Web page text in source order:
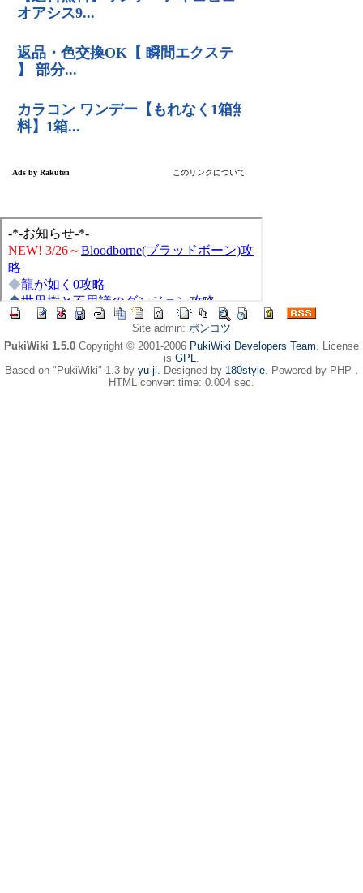
Site admin: ポンコツ
PukiWiki 1.5.0 Copyright © 2001-2006 PukiWiki Developers Team. License
is GPL.
Based on "PukiWiki" 1.3 by yu-ji. Designed by 180style. Powered by PHP .
HTML convert time: 0.004 sec.